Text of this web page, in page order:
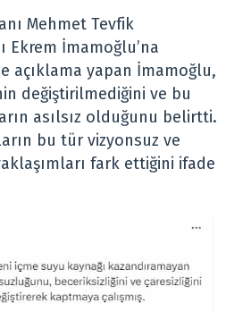
Mehmet Tevfik
Ekrem İmamoğlu’na
açıklama yapan İmamoğlu,
değiştirilmediğini ve bu
asılsız olduğunu belirtti.
bu tür vizyonsuz ve
fark ettiğini ifade